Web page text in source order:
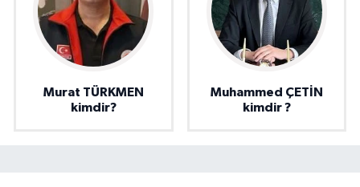
Murat TÜRKMEN
kimdir?
Muhammed ÇETİN
kimdir ?